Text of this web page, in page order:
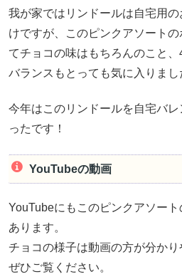
我が家ではリンドールは自宅用
けですが、このピンクアソート
てチョコの味はもちろんのこと
バランスもとっても気に入りまし
今年はこのリンドールを自宅バ
ったです！
YouTubeの動画
YouTubeにもこのピンクアソー
あります。
チョコの様子は動画の方が分かり
ぜひご覧ください。